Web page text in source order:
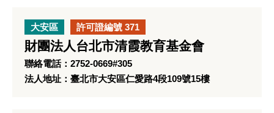
大安區 許可證編號 371
財團法人台北市清霞教育基金會
聯絡電話：2752-0669#305
法人地址：臺北市大安區仁愛路4段109號15樓